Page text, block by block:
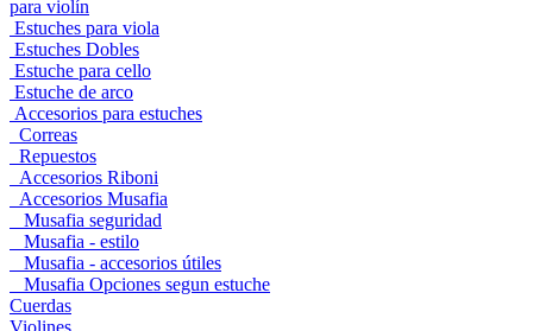
para violín
Estuches para viola
Estuches Dobles
Estuche para cello
Estuche de arco
Accesorios para estuches
Correas
Repuestos
Accesorios Riboni
Accesorios Musafia
Musafia seguridad
Musafia - estilo
Musafia - accesorios útiles
Musafia Opciones segun estuche
Cuerdas
Violines